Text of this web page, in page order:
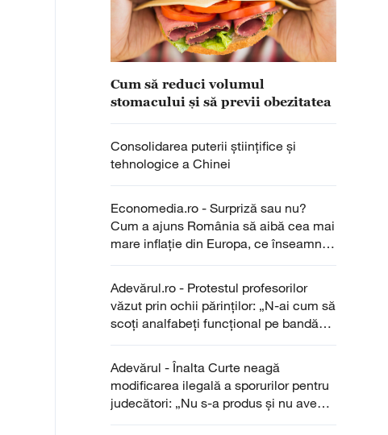
Cum să reduci volumul
stomacului și să previi obezitatea
Consolidarea puterii științifice și
tehnologice a Chinei
Economedia.ro - Surpriză sau nu?
Cum a ajuns România să aibă cea mai
mare inflație din Europa, ce înseamnă
pentru buzunarele românilor și cum
anului / Cum ar putea evolua prețurile
în 2026
Adevărul.ro - Protestul profesorilor
văzut prin ochii părinților: „N-ai cum să
scoți analfabeți funcțional pe bandă
rulantă și să te plângi de ore în plus”
Adevărul - Înalta Curte neagă
modificarea ilegală a sporurilor pentru
judecători: „Nu s-a produs și nu avea
cum să se producă”